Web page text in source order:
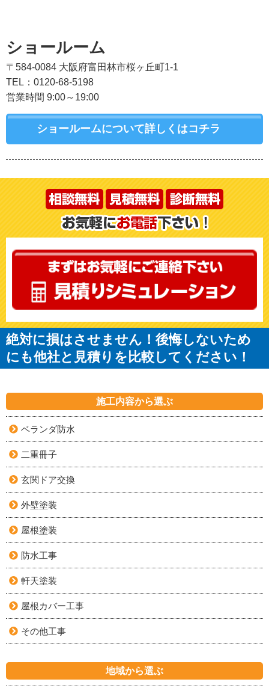
ショールーム
〒584-0084 大阪府富田林市桜ヶ丘町1-1
TEL：0120-68-5198
営業時間 9:00～19:00
ショールームについて詳しくはコチラ
絶対に損はさせません！後悔しないため
にも他社と見積りを比較してください！
施工内容から選ぶ
ベランダ防水
二重冊子
玄関ドア交換
外壁塗装
屋根塗装
防水工事
軒天塗装
屋根カバー工事
その他工事
地域から選ぶ